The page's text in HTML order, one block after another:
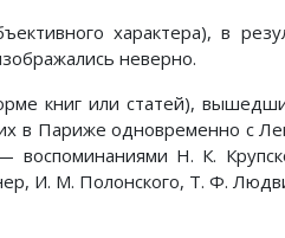
характера), в
неверно.
книг или статей),
в Париже одновременно с
воспоминаниями Н. К.
И. М. Полонского, Т. Ф.